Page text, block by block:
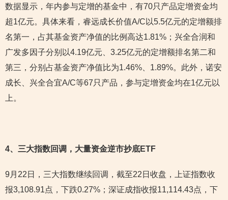
数据显示，年内参与定增的基金中，有70只产品定增资金均
超1亿元。具体来看，睿远成长价值A/C以5.5亿元的定增额排
名第一，占其基金资产净值的比例高达1.81%；兴全合润和
广发多因子分别以4.19亿元、3.25亿元的定增额排名第二和
第三，分别占基金资产净值比为1.46%、1.89%。此外，诺安
成长、兴全合宜A/C等67只产品，参与定增资金均在1亿元以
上。
4、三大指数回调，大量资金逆市抄底ETF
9月22日，三大指数继续回调，截至22日收盘，上证指数收
报3,108.91点，下跌0.27%；深证成指收报11,114.43点，下